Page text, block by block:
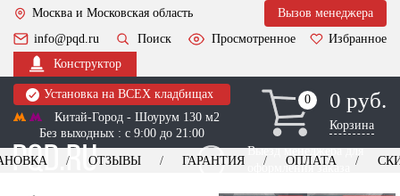
Москва и Московская область
Вызов менеджера
info@pqd.ru
Поиск Просмотренное
Избранное
Конструктор
Установка на ВСЕХ кладбищах
Китай-Город - Шоурум 130 м2
Без выходных : с 9:00 до 21:00
0
0 0 руб.
Корзина
Выезд менеджера для
оформления заказа
ОТЗЫВЫ ГАРАНТИЯ ОПЛАТА